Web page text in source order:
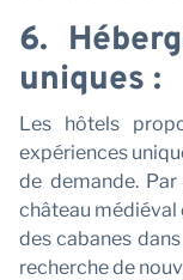
6.
uniques :
Les hôtels
expériences
de demande.
château médiéval
des cabanes
recherche de